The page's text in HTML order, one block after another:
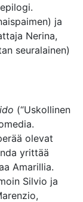
ja
Nerina,
seuralainen)
(“Uskollinen
olevat
yrittää
Amarillia.
Silvio ja